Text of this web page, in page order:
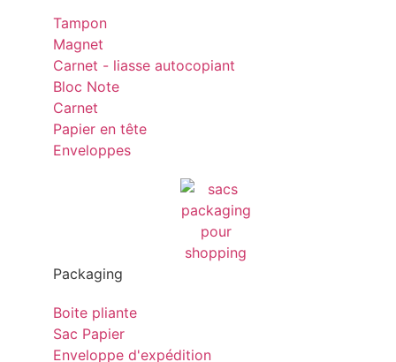
Tampon
Magnet
Carnet - liasse autocopiant
Bloc Note
Carnet
Papier en tête
Enveloppes
Packaging
Boite pliante
Sac Papier
Enveloppe d'expédition